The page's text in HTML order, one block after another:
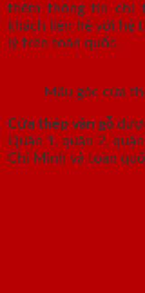
thêm thông tin chi
khách liên hệ với hệ
lý trên toàn quốc.
Mẫu góc cửa
Cửa thép vân gỗ
Quận 1, quận 2,
Chí Minh và toàn